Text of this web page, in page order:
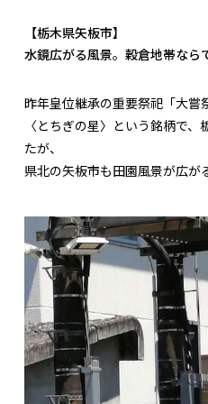
【栃木県矢板市】
水鏡広がる風景。穀倉地帯なら
昨年皇位継承の重要祭祀「大嘗
〈とちぎの星〉という銘柄で
たが、
県北の矢板市も田園風景が広が